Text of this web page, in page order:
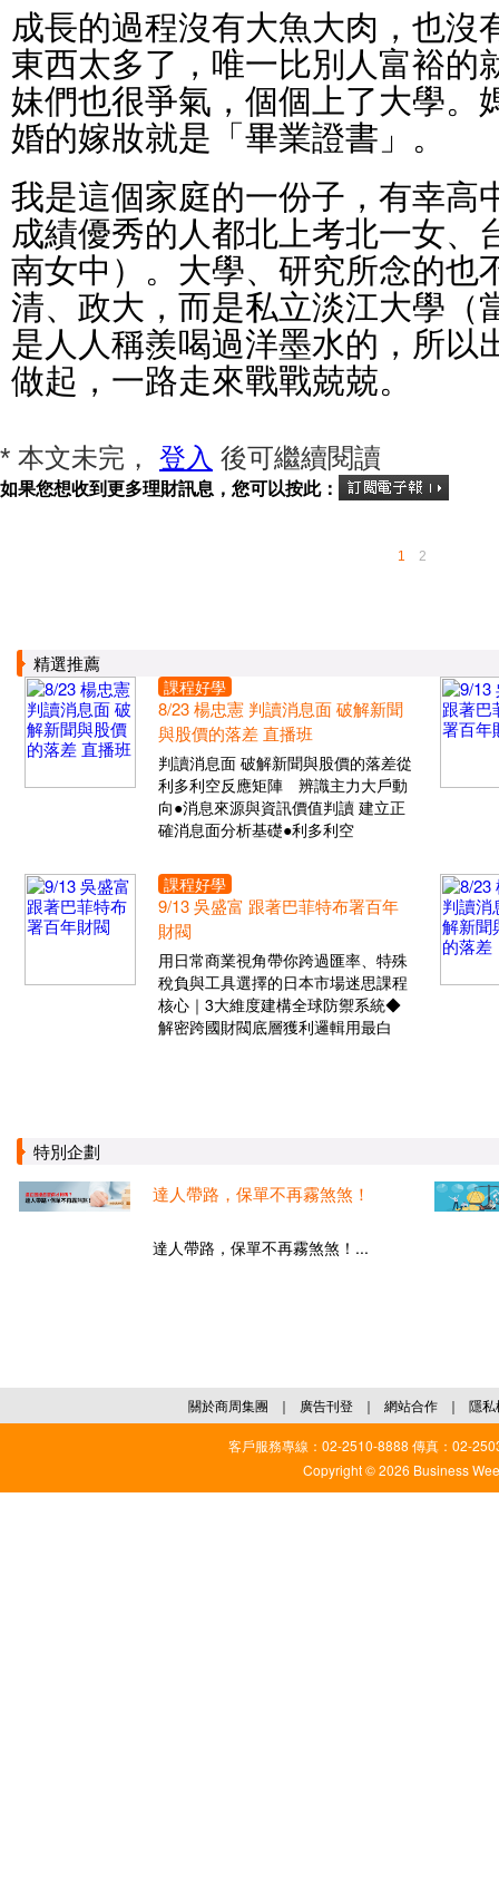
成長的過程沒有大魚大肉，也
東西太多了，唯一比別人富裕的
妹們也很爭氣，個個上了大學。
婚的嫁妝就是「畢業證書」。
我是這個家庭的一份子，有幸高
成績優秀的人都北上考北一女、
南女中）。大學、研究所念的
清、政大，而是私立淡江大學（
是人人稱羨喝過洋墨水的，所以
做起，一路走來戰戰兢兢。
* 本文未完， 登入 後可繼續閱讀
如果您想收到更多理財訊息，您可以按此：
1 2
精選推薦
課程好學
8/23 楊忠憲 判讀消息面 破解新聞
與股價的落差 直播班
判讀消息面 破解新聞與股價的落差從
利多利空反應矩陣 辨識主力大戶動
向●消息來源與資訊價值判讀 建立正
確消息面分析基礎●利多利空
課程好學
9/13 吳盛富 跟著巴菲特布署百年
財閥
用日常商業視角帶你跨過匯率、特殊
稅負與工具選擇的日本市場迷思課程
核心｜3大維度建構全球防禦系統◆
解密跨國財閥底層獲利邏輯用最白
特別企劃
達人帶路，保單不再霧煞煞！
達人帶路，保單不再霧煞煞！...
關於商周集團 ｜ 廣告刊登 ｜ 網站合作 ｜ 隱私
客戶服務專線：02-2510-8888 傳真：02-
Copyright © 2026 Business